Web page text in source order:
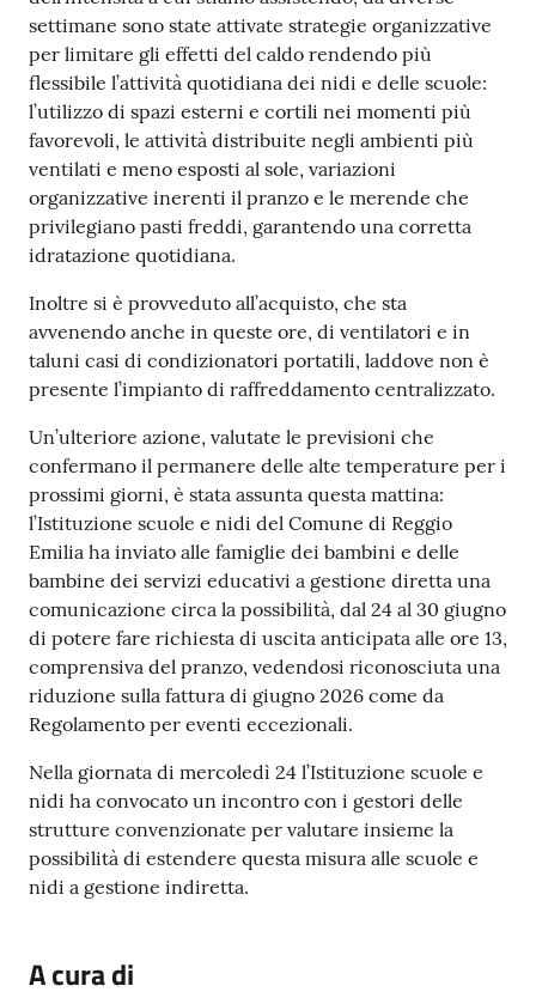
settimane sono state attivate strategie organizzative
per limitare gli effetti del caldo rendendo più
flessibile l’attività quotidiana dei nidi e delle scuole:
l’utilizzo di spazi esterni e cortili nei momenti più
favorevoli, le attività distribuite negli ambienti più
ventilati e meno esposti al sole, variazioni
organizzative inerenti il pranzo e le merende che
privilegiano pasti freddi, garantendo una corretta
idratazione quotidiana.
Inoltre si è provveduto all’acquisto, che sta
avvenendo anche in queste ore, di ventilatori e in
taluni casi di condizionatori portatili, laddove non è
presente l’impianto di raffreddamento centralizzato.
Un’ulteriore azione, valutate le previsioni che
confermano il permanere delle alte temperature per i
prossimi giorni, è stata assunta questa mattina:
l’Istituzione scuole e nidi del Comune di Reggio
Emilia ha inviato alle famiglie dei bambini e delle
bambine dei servizi educativi a gestione diretta una
comunicazione circa la possibilità, dal 24 al 30 giugno
di potere fare richiesta di uscita anticipata alle ore 13,
comprensiva del pranzo, vedendosi riconosciuta una
riduzione sulla fattura di giugno 2026 come da
Regolamento per eventi eccezionali.
Nella giornata di mercoledì 24 l’Istituzione scuole e
nidi ha convocato un incontro con i gestori delle
strutture convenzionate per valutare insieme la
possibilità di estendere questa misura alle scuole e
nidi a gestione indiretta.
A cura di